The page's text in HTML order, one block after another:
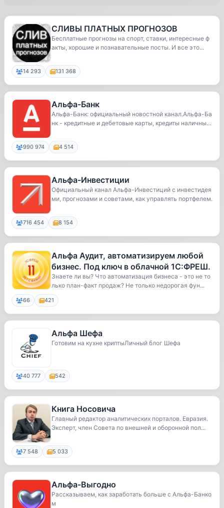
СЛИВЫ ПЛАТНЫХ ПРОГНОЗОВ
Бесплатные прогнозы на спорт, ставки, интересные ф
акты, хорошие и познавательные посты. И все это...
14 293 131 368
Альфа-Банк
Альфа-Банк: официальный новостной канал.Альфа-Ба
нк - кредитные и дебетовые карты, кредиты наличны...
990 974 4 514
Альфа-Инвестиции
Официальный канал Альфа-Инвестиций с инвестидея
ми, прогнозами и советами, как управлять портфелем.
716 454 8 154
Альфа Аудит, автоматизируем любой
бизнес. Под ключ в облачной 1С:ФРЕШ.
Знаете ли вы? Что автоматизация бизнеса - это не то
лько план-факт продаж? Не только недорогая фун...
66 421
Альфа Шефа
Готовим на кухне криптыЛичный блог Шефа
40 777 542
Книга Носовича
Главный редактор аналитических порталов. Евразия.
Эксперт, член Совета по внешней и оборонной пол...
7 548 5 033
Альфа-Выгодно
Рассказываем, как заработать больше с Альфа-Банко
м